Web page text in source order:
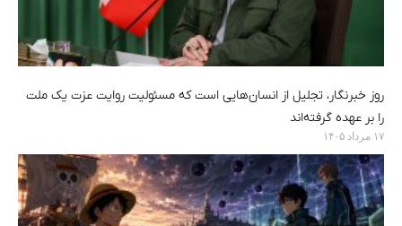
روز خبرنگار، تجلیل از انسان‌هایی است که مسئولیت روایت عزت یک ملت
را بر عهده گرفته‌اند
۱۷ مرداد ۱۴۰۵